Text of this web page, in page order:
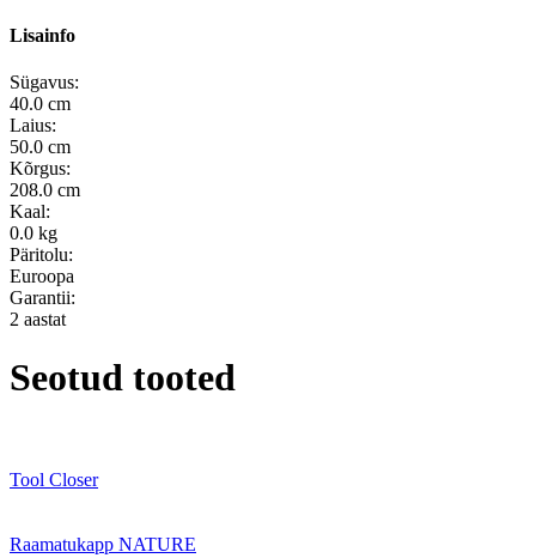
Lisainfo
Sügavus:
40.0 cm
Laius:
50.0 cm
Kõrgus:
208.0 cm
Kaal:
0.0 kg
Päritolu:
Euroopa
Garantii:
2 aastat
Seotud tooted
Tool Closer
Raamatukapp NATURE